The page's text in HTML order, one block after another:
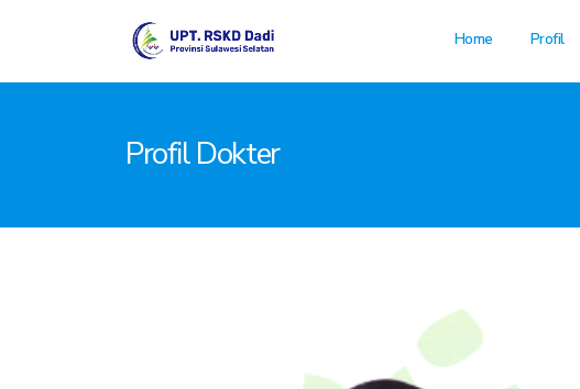
Home Profil
Profil Dokter